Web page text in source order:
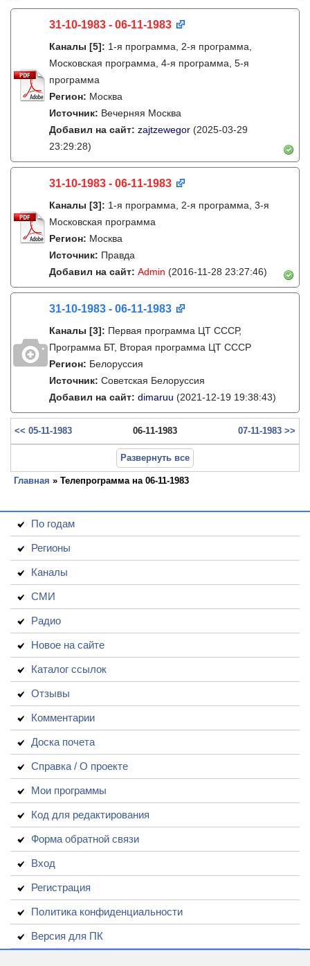
31-10-1983 - 06-11-1983
Каналы [5]: 1-я программа, 2-я программа,
Московская программа, 4-я программа, 5-я
программа
Регион: Москва
Источник: Вечерняя Москва
Добавил на сайт: zajtzewegor (2025-03-29
23:29:28)
31-10-1983 - 06-11-1983
Каналы [3]: 1-я программа, 2-я программа, 3-я
Московская программа
Регион: Москва
Источник: Правда
Добавил на сайт: Admin (2016-11-28 23:27:46)
31-10-1983 - 06-11-1983
Каналы [3]: Первая программа ЦТ СССР,
Программа БТ, Вторая программа ЦТ СССР
Регион: Белоруссия
Источник: Советская Белоруссия
Добавил на сайт: dimaruu (2021-12-19 19:38:43)
<< 05-11-1983 06-11-1983 07-11-1983 >>
Развернуть все
Главная » Телепрограмма на 06-11-1983
По годам
Регионы
Каналы
СМИ
Радио
Новое на сайте
Каталог ссылок
Отзывы
Комментарии
Доска почета
Справка / О проекте
Мои программы
Код для редактирования
Форма обратной связи
Вход
Регистрация
Политика конфиденциальности
Версия для ПК